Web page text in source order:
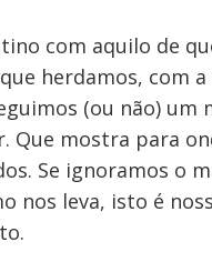
com aquilo de
herdamos, com
(ou não)
Que mostra para
Se ignoramos o
nos leva, isto é